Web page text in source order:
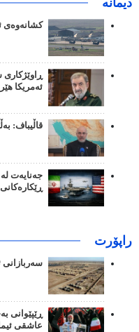
کشانەوەی
ڕاوێژکاری
ئەمریکا
قاڵیباف:
جەنایەت
راپۆرت
سەربازانی
ڕێپێوانی
عاشقی